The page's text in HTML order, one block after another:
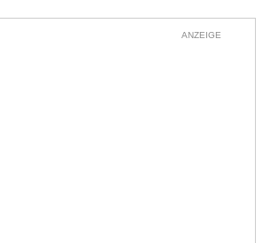
ANZEIGE